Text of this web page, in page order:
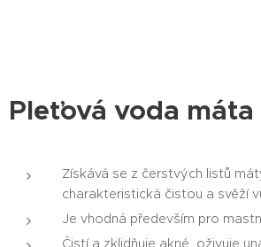
Pleťová voda
Získává se z čerstvých listů
charakteristická čistou a svěží
Je vhodná především pro
Čistí a zklidňuje akné, oživuje